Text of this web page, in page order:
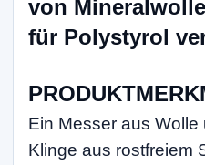
von
für Polystyrol
Ein Messer aus
Klinge aus rostfreiem